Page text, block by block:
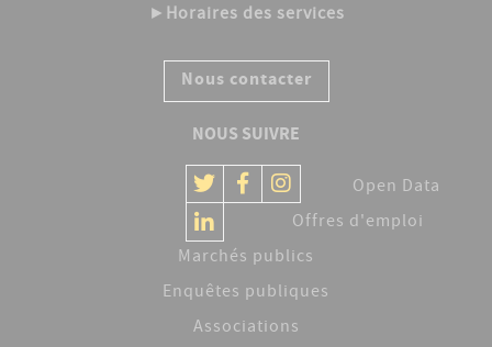
► Horaires des services
Nous contacter
NOUS SUIVRE
Open Data
Offres d'emploi
Marchés publics
Enquêtes publiques
Associations